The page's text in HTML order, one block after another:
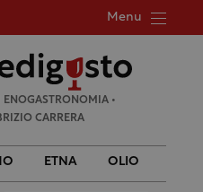
Menu
per:
•
CARRERA
ETNA OLIO